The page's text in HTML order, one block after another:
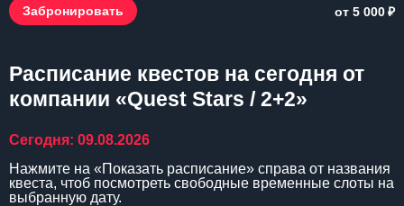
Забронировать от 5 000₽
Расписание квестов на сегодня от
компании «Quest Stars / 2+2»
Сегодня: 09.08.2026
Нажмите на «Показать расписание» справа от названия
квеста, чтоб посмотреть свободные временные слоты на
выбранную дату.